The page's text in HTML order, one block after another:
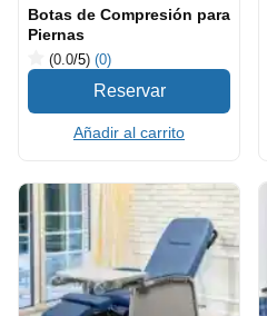
Botas de Compresión para
Piernas
(0.0/5) (0)
Añadir al carrito